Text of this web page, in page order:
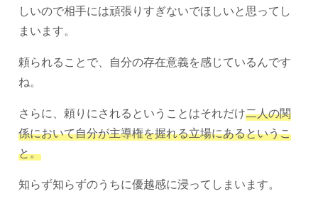
しいので相手には頑張りすぎないでほしいと思ってし
まいます。
頼られることで、自分の存在意義を感じているんです
ね。
さらに、頼りにされるということはそれだけ二人の関
係において自分が主導権を握れる立場にあるというこ
と。
知らず知らずのうちに優越感に浸ってしまいます。